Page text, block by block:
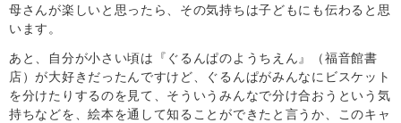
母さんが楽しいと思ったら、その気持ちは子どもにも伝わると思
います。
あと、自分が小さい頃は『ぐるんぱのようちえん』（福音館書
店）が大好きだったんですけど、ぐるんぱがみんなにビスケット
を分けたりするのを見て、そういうみんなで分け合おうという気
持ちなどを、絵本を通して知ることができたと言うか、このキャ